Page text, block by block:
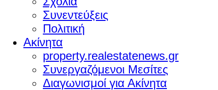
Συνεντεύξεις
Πολιτική
Ακίνητα
property.realestatenews.gr
Συνεργαζόμενοι Μεσίτες
Διαγωνισμοί για Ακίνητα